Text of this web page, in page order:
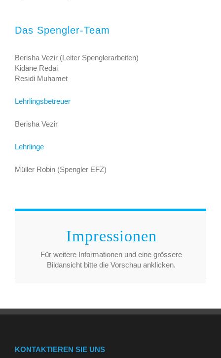
Das Spengler-Team
Berisha Vezir (Leiter Spenglerarbeiten)
Kidane Redai
Residi Muhamet
Lehrlingsbetreuer
Berisha Vezir
Lehrlinge
Müller Robin (Spengler EFZ)
Impressionen
Für weitere Informationen und eine grössere
Bildansicht bitte die Vorschau anklicken.
KONTAKTIEREN SIE UNS